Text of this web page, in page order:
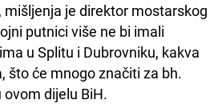
mišljenja je direktor mostarskog
putnici više ne bi imali
u Splitu i Dubrovniku, kakva
što će mnogo značiti za bh.
dijelu BiH.